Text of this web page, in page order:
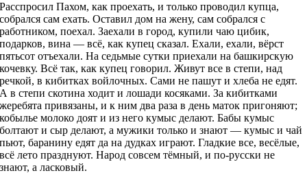
Расспросил Пахом, как проехать, и только проводил купца,
собрался сам ехать. Оставил дом на жену, сам собрался с
работником, поехал. Заехали в город, купили чаю цибик,
подарков, вина — всё, как купец сказал. Ехали, ехали, вёрст
пятьсот отъехали. На седьмые сутки приехали на башкирскую
кочевку. Всё так, как купец говорил. Живут все в степи, над
речкой, в кибитках войлочных. Сами не пашут и хлеба не едят.
А в степи скотина ходит и лошади косяками. За кибитками
жеребята привязаны, и к ним два раза в день маток пригоняют;
кобылье молоко доят и из него кумыс делают. Бабы кумыс
болтают и сыр делают, а мужики только и знают — кумыс и чай
пьют, баранину едят да на дудках играют. Гладкие все, весёлые,
всё лето празднуют. Народ совсем тёмный, и по-русски не
знают, а ласковый.